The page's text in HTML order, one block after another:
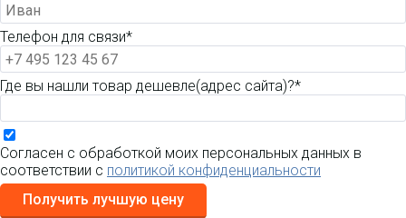
Телефон для связи*
Где вы нашли товар дешевле(адрес сайта)?*
Согласен с обработкой моих персональных данных в
соответствии с политикой конфиденциальности
Получить лучшую цену